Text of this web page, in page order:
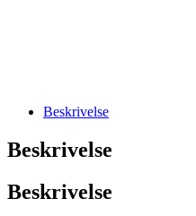
Beskrivelse
Beskrivelse
Beskrivelse